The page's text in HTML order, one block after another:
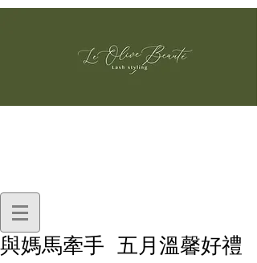
與媽馬牽手 五月溫馨好禮